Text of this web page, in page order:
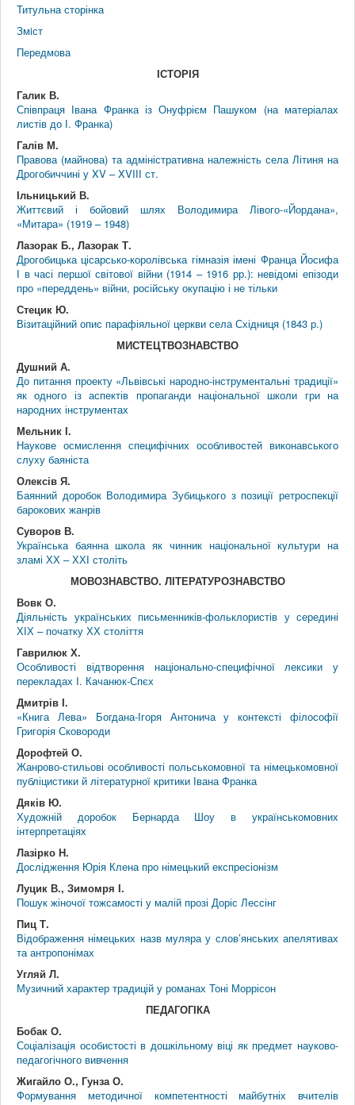
Титульна сторінка
Змiст
Передмова
ІСТОРІЯ
Галик В.
Співпраця Івана Франка із Онуфрієм Пашуком (на матеріалах
листів до І. Франка)
Галів М.
Правова (майнова) та адміністративна належність села Літиня на
Дрогобиччині у XV – XVIІІ ст.
Ільницький В.
Життєвий і бойовий шлях Володимира Лівого-«Йордана»,
«Митара» (1919 – 1948)
Лазорак Б., Лазорак Т.
Дрогобицька цісарсько-королівська гімназія імені Франца Йосифа
І в часі першої світової війни (1914 – 1916 рр.): невідомі епізоди
про «переддень» війни, російську окупацію і не тільки
Стецик Ю.
Візитаційний опис парафіяльної церкви села Східниця (1843 р.)
МИСТЕЦТВОЗНАВСТВО
Душний А.
До питання проекту «Львівські народно-інструментальні традиції»
як одного із аспектів пропаганди національної школи гри на
народних інструментах
Мельник І.
Наукове осмислення специфічних особливостей виконавського
слуху баяніста
Олексів Я.
Баянний доробок Володимира Зубицького з позиції ретроспекції
барокових жанрів
Суворов В.
Українська баянна школа як чинник національної культури на
зламі ХХ – ХХІ століть
МОВОЗНАВСТВО. ЛІТЕРАТУРОЗНАВСТВО
Вовк О.
Діяльність українських письменників-фольклористів у середині
ХІХ – початку ХХ століття
Гаврилюк Х.
Особливості відтворення національно-специфічної лексики у
перекладах І. Качанюк-Спєх
Дмитрів І.
«Книга Лева» Богдана-Ігоря Антонича у контексті філософії
Григорія Сковороди
Дорофтей О.
Жанрово-стильові особливості польськомовної та німецькомовної
публіцистики й літературної критики Івана Франка
Дяків Ю.
Художній доробок Бернарда Шоу в українськомовних
інтерпретаціях
Лазірко Н.
Дослідження Юрія Клена про німецький експресіонізм
Луцик В., Зимомря І.
Пошук жіночої тожсамості у малій прозі Доріс Лессінг
Пиц Т.
Відображення німецьких назв муляра у слов’янських апелятивах
та антропонімах
Угляй Л.
Музичний характер традицій у романах Тоні Моррісон
ПЕДАГОГІКА
Бобак О.
Соціалізація особистості в дошкільному віці як предмет науково-
педагогічного вивчення
Жигайло О., Гунза О.
Формування методичної компетентності майбутніх вчителів